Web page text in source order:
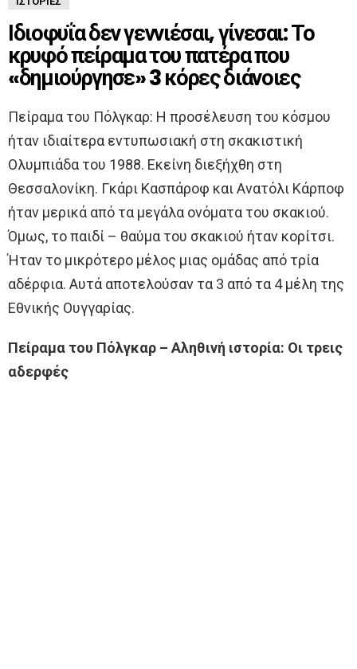
Ιδιοφυΐα δεν γεννιέσαι, γίνεσαι: Το
κρυφό πείραμα του πατέρα που
«δημιούργησε» 3 κόρες διάνοιες
Πείραμα του Πόλγκαρ: Η προσέλευση του κόσμου
ήταν ιδιαίτερα εντυπωσιακή στη σκακιστική
Ολυμπιάδα του 1988. Εκείνη διεξήχθη στη
Θεσσαλονίκη. Γκάρι Κασπάροφ και Ανατόλι Κάρποφ
ήταν μερικά από τα μεγάλα ονόματα του σκακιού.
Όμως, το παιδί – θαύμα του σκακιού ήταν κορίτσι.
Ήταν το μικρότερο μέλος μιας ομάδας από τρία
αδέρφια. Αυτά αποτελούσαν τα 3 από τα 4 μέλη της
Εθνικής Ουγγαρίας.
Πείραμα του Πόλγκαρ – Αληθινή ιστορία: Οι τρεις
αδερφές